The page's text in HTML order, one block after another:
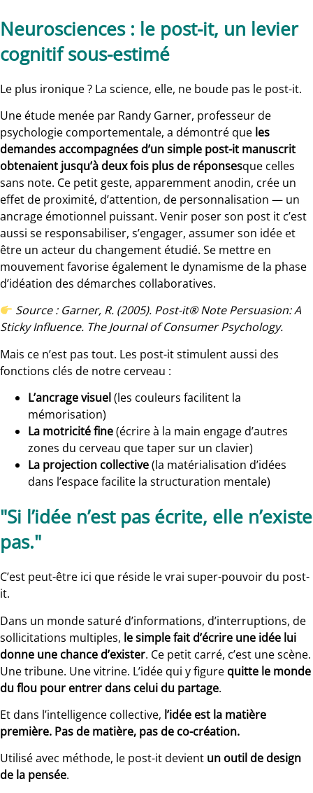
Neurosciences : le post-it, un levier
cognitif sous-estimé
Le plus ironique ? La science, elle, ne boude pas le post-it.
Une étude menée par Randy Garner, professeur de
psychologie comportementale, a démontré que les
demandes accompagnées d’un simple post-it manuscrit
obtenaient jusqu’à deux fois plus de réponsesque celles
sans note. Ce petit geste, apparemment anodin, crée un
effet de proximité, d’attention, de personnalisation — un
ancrage émotionnel puissant. Venir poser son post it c’est
aussi se responsabiliser, s’engager, assumer son idée et
être un acteur du changement étudié. Se mettre en
mouvement favorise également le dynamisme de la phase
d’idéation des démarches collaboratives.
Source : Garner, R. (2005). Post-it® Note Persuasion: A
Sticky Influence. The Journal of Consumer Psychology.
Mais ce n’est pas tout. Les post-it stimulent aussi des
fonctions clés de notre cerveau :
L’ancrage visuel(les couleurs facilitent la
mémorisation)
La motricité fine(écrire à la main engage d’autres
zones du cerveau que taper sur un clavier)
La projection collective(la matérialisation d’idées
dans l’espace facilite la structuration mentale)
"Si l’idée n’est pas écrite, elle n’existe
pas."
C’est peut-être ici que réside le vrai super-pouvoir du post-
it.
Dans un monde saturé d’informations, d’interruptions, de
sollicitations multiples, le simple fait d’écrire une idée lui
donne une chance d’exister. Ce petit carré, c’est une scène.
Une tribune. Une vitrine. L’idée qui y figure quitte le monde
du flou pour entrer dans celui du partage.
Et dans l’intelligence collective, l’idée est la matière
première. Pas de matière, pas de co-création.
Utilisé avec méthode, le post-it devient un outil de design
de la pensée.